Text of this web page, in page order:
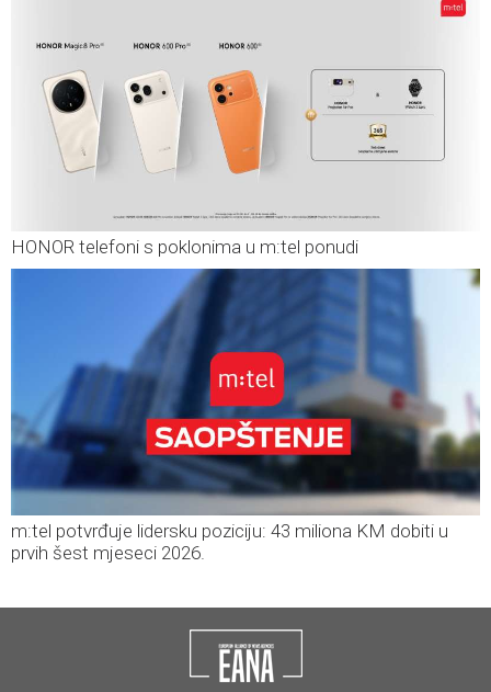
HONOR telefoni s poklonima u m:tel ponudi
m:tel potvrđuje lidersku poziciju: 43 miliona KM dobiti u
prvih šest mjeseci 2026.